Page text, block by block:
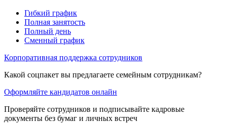
Гибкий график
Полная занятость
Полный день
Сменный график
Корпоративная поддержка сотрудников
Какой соцпакет вы предлагаете семейным сотрудникам?
Оформляйте кандидатов онлайн
Проверяйте сотрудников и подписывайте кадровые
документы без бумаг и личных встреч